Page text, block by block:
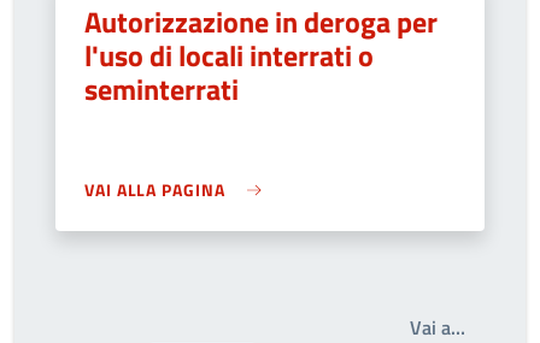
Autorizzazione in deroga per
l'uso di locali interrati o
seminterrati
VAI ALLA PAGINA
Vai a…